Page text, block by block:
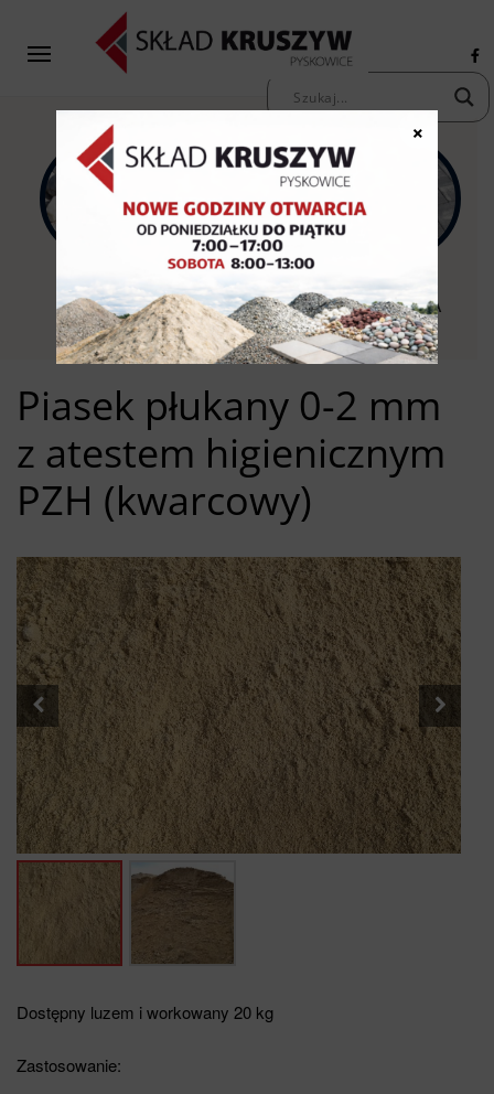
KAMIENIE
OZDOBNE
PIASKI ŻWIRY
KOSTKA
BRUKOWA
Piasek płukany 0-2 mm
z atestem higienicznym
PZH (kwarcowy)
Dostępny luzem i workowany 20 kg
Zastosowanie:
×